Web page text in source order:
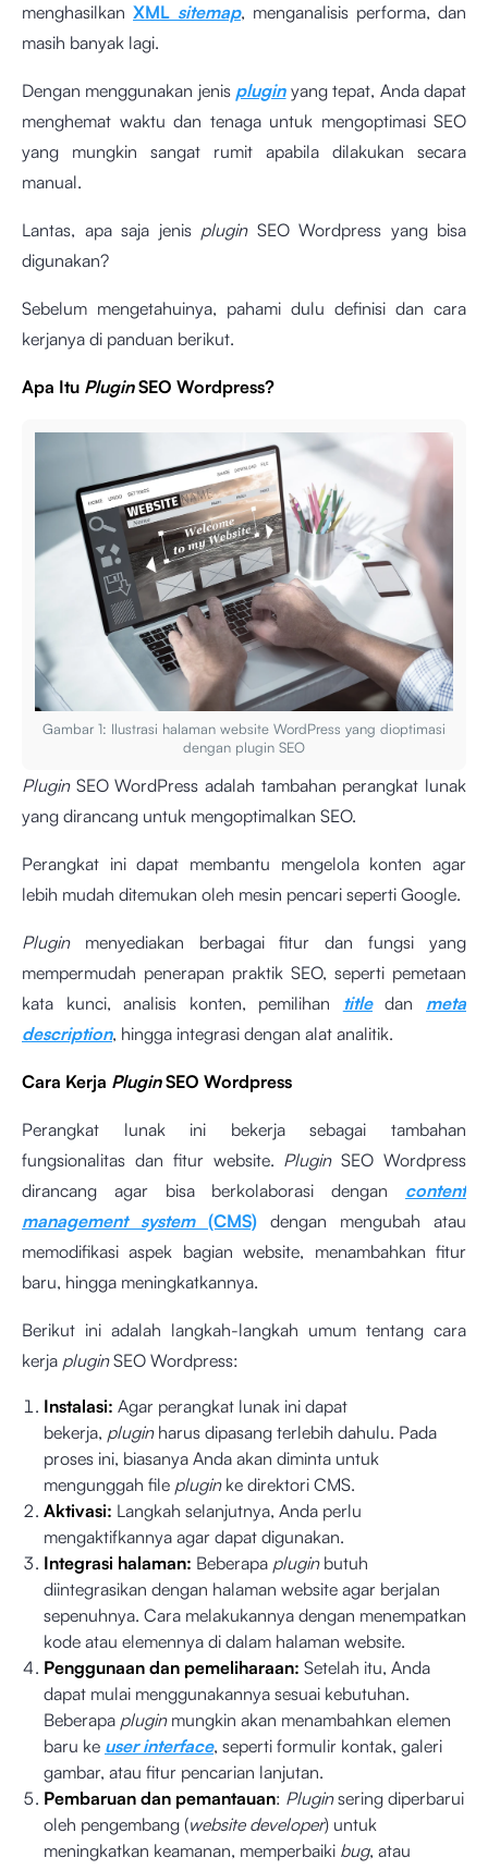
menghasilkan XML sitemap, menganalisis performa, dan
masih banyak lagi.
Dengan menggunakan jenis pluginyang tepat, Anda dapat
menghemat waktu dan tenaga untuk mengoptimasi SEO
yang mungkin sangat rumit apabila dilakukan secara
manual.
Lantas, apa saja jenis plugin SEO Wordpress yang bisa
digunakan?
Sebelum mengetahuinya, pahami dulu definisi dan cara
kerjanya di panduan berikut.
Apa Itu PluginSEO Wordpress?
Gambar 1: Ilustrasi halaman website WordPress yang dioptimasi
dengan plugin SEO
PluginSEO WordPress adalah tambahan perangkat lunak
yang dirancang untuk mengoptimalkan SEO.
Perangkat ini dapat membantu mengelola konten agar
lebih mudah ditemukan oleh mesin pencari seperti Google.
Pluginmenyediakan berbagai fitur dan fungsi yang
mempermudah penerapan praktik SEO, seperti pemetaan
kata kunci, analisis konten, pemilihan title dan meta
description, hingga integrasi dengan alat analitik.
Cara Kerja PluginSEO Wordpress
Perangkat lunak ini bekerja sebagai tambahan
fungsionalitas dan fitur website. PluginSEO Wordpress
dirancang agar bisa berkolaborasi dengan content
management system (CMS) dengan mengubah atau
memodifikasi aspek bagian website, menambahkan fitur
baru, hingga meningkatkannya.
Berikut ini adalah langkah-langkah umum tentang cara
kerja pluginSEO Wordpress:
Instalasi: Agar perangkat lunak ini dapat
bekerja, plugin harus dipasang terlebih dahulu. Pada
proses ini, biasanya Anda akan diminta untuk
mengunggah file pluginke direktori CMS.
Aktivasi: Langkah selanjutnya, Anda perlu
mengaktifkannya agar dapat digunakan.
Integrasi halaman: Beberapa pluginbutuh
diintegrasikan dengan halaman website agar berjalan
sepenuhnya. Cara melakukannya dengan menempatkan
kode atau elemennya di dalam halaman website.
Penggunaan dan pemeliharaan: Setelah itu, Anda
dapat mulai menggunakannya sesuai kebutuhan.
Beberapa pluginmungkin akan menambahkan elemen
baru ke user interface, seperti formulir kontak, galeri
gambar, atau fitur pencarian lanjutan.
Pembaruan dan pemantauan: Pluginsering diperbarui
oleh pengembang (website developer) untuk
meningkatkan keamanan, memperbaiki bug, atau